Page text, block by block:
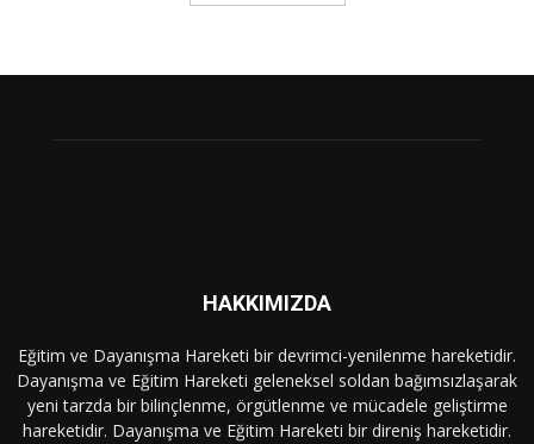
HAKKIMIZDA
Eğitim ve Dayanışma Hareketi bir devrimci-yenilenme hareketidir.
Dayanışma ve Eğitim Hareketi geleneksel soldan bağımsızlaşarak
yeni tarzda bir bilinçlenme, örgütlenme ve mücadele geliştirme
hareketidir. Dayanışma ve Eğitim Hareketi bir direniş hareketidir.